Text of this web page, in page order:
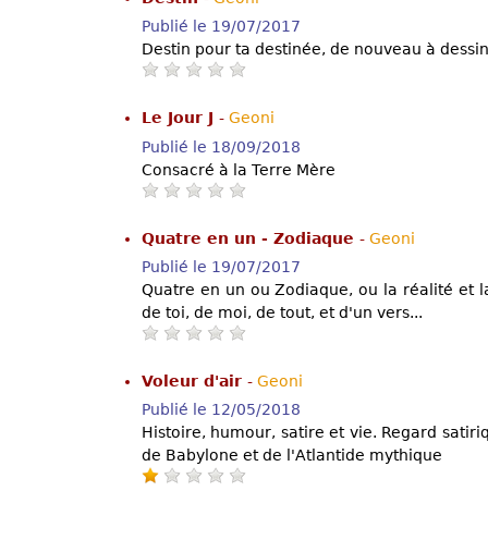
Publié le 19/07/2017
Destin pour ta destinée, de nouveau à
Le Jour J - Geoni
Publié le 18/09/2018
Consacré à la Terre Mère
Quatre en un - Zodiaque - Geoni
Publié le 19/07/2017
Quatre en un ou Zodiaque, ou la réalité et
de toi, de moi, de tout, et d'un vers...
Voleur d'air - Geoni
Publié le 12/05/2018
Histoire, humour, satire et vie. Regard
de Babylone et de l'Atlantide mythique